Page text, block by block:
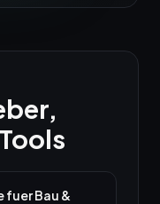
fuer Bau &